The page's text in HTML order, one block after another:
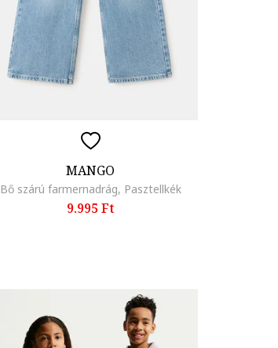
MANGO
Bő szárú farmernadrág, Pasztellkék
9.995 Ft